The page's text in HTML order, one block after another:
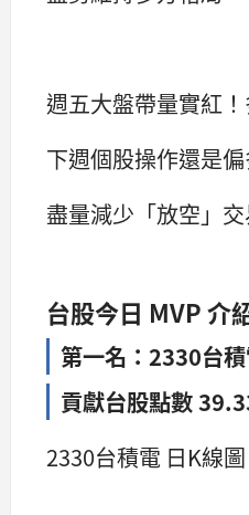
週五大盤帶量實紅！
下週個股操作還是偏
盡量減少「放空」交
台股今日 MVP 介
第一名：2330台
貢獻台股點數
2330台積電 日K線圖